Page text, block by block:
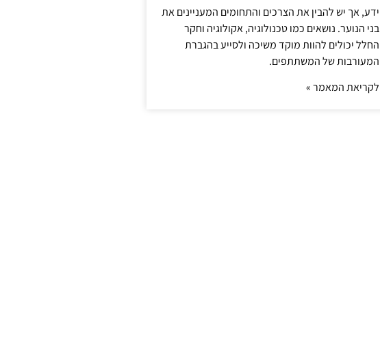
ידע, אך יש להבין את הצרכים והתחומים המעניינים את
בני הנוער. נושאים כמו טכנולוגיה, אקולוגיה וחקר
החלל יכולים להוות מוקד משיכה ולסייע בהגברת
המעורבות של המשתתפים.
לקריאת המאמר »